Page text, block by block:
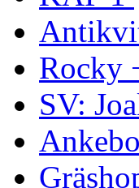
Rocky
SV: